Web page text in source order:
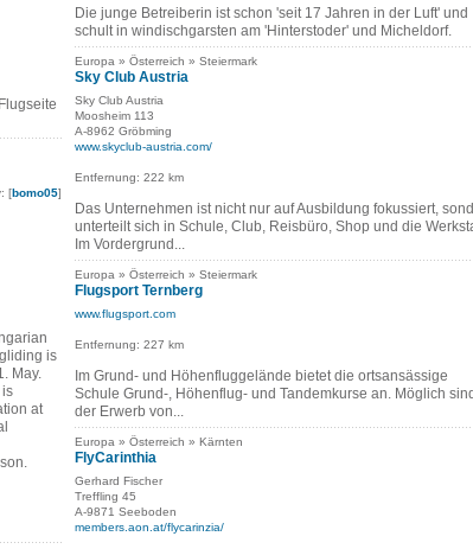
[bomo05]
is
May.
is
at
Die junge Betreiberin ist schon 'seit 17 Jahren in der Luft' und
schult in windischgarsten am 'Hinterstoder' und Micheldorf.
Europa » Österreich » Steiermark
Sky Club Austria
Sky Club Austria
Moosheim 113
A-8962 Gröbming
www.skyclub-austria.com/
Entfernung: 222 km
Das Unternehmen ist nicht nur auf Ausbildung fokussiert,
unterteilt sich in Schule, Club, Reisbüro, Shop und die
Im Vordergrund...
Europa » Österreich » Steiermark
Flugsport Ternberg
www.flugsport.com
Entfernung: 227 km
Im Grund- und Höhenfluggelände bietet die ortsansässige
Schule Grund-, Höhenflug- und Tandemkurse an. Möglich
der Erwerb von...
Europa » Österreich » Kärnten
FlyCarinthia
Gerhard Fischer
Treffling 45
A-9871 Seeboden
members.aon.at/flycarinzia/